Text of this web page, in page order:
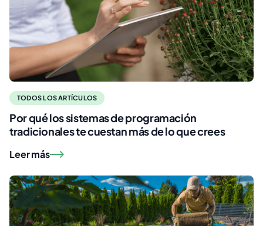
TODOS LOS ARTÍCULOS
Por qué los sistemas de programación
tradicionales te cuestan más de lo que crees
Leer más